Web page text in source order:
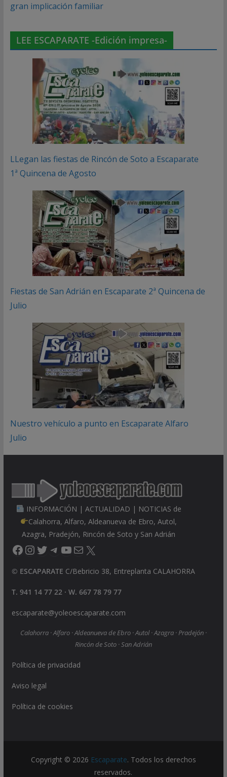
gran implicación familiar
LEE ESCAPARATE -Edición impresa-
LLegan las fiestas de Rincón de Soto a Escaparate
1ª Quincena de Agosto
Fiestas de San Adrián en Escaparate 2ª Quincena de
Julio
Nuestro vehículo a punto en Escaparate Alfaro
Julio
INFORMACIÓN | ACTUALIDAD | NOTICIAS de
Calahorra, Alfaro, Aldeanueva de Ebro, Autol,
Azagra, Pradejón, Rincón de Soto y San Adrián
Facebook
Instagram
Twitter
Telegram
YouTube
Correo electrónico
X
© ESCAPARATE C/Bebricio 38, Entreplanta CALAHORRA
T. 941 14 77 22 · W. 667 78 79 77
escaparate@yoleoescaparate.com
Calahorra · Alfaro · Aldeanueva de Ebro · Autol · Azagra · Pradejón ·
Rincón de Soto · San Adrián
Política de privacidad
Aviso legal
Política de cookies
Copyright © 2026 Escaparate. Todos los derechos
reservados.